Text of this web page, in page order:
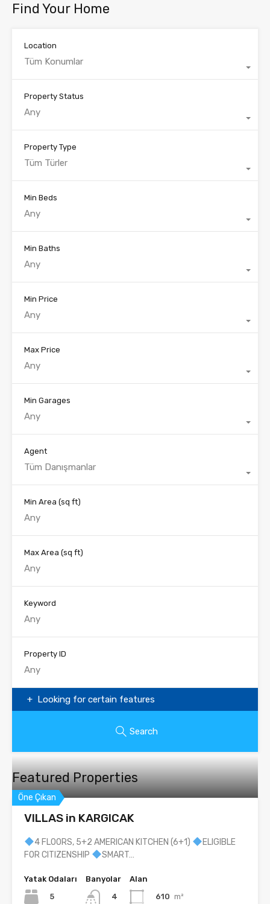
Find Your Home
Location
Tüm Konumlar
Property Status
Any
Property Type
Tüm Türler
Min Beds
Any
Min Baths
Any
Min Price
Any
Max Price
Any
Min Garages
Any
Agent
Tüm Danışmanlar
Min Area (sq ft)
Max Area (sq ft)
Keyword
Property ID
Looking for certain features
Search
Featured Properties
Öne Çıkan
VILLAS in KARGICAK
4 FLOORS, 5+2 AMERICAN KITCHEN (6+1)
ELIGIBLE
FOR CITIZENSHIP
SMART…
Yatak Odaları
5
Banyolar
4
Alan
610 m²